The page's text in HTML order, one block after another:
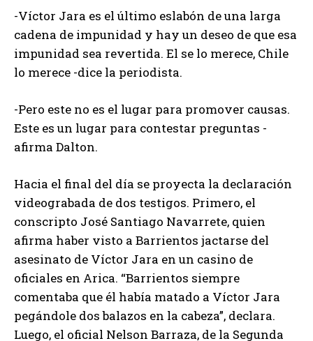
-Víctor Jara es el último eslabón de una larga
cadena de impunidad y hay un deseo de que esa
impunidad sea revertida. El se lo merece, Chile
lo merece -dice la periodista.
-Pero este no es el lugar para promover causas.
Este es un lugar para contestar preguntas -
afirma Dalton.
Hacia el final del día se proyecta la declaración
videograbada de dos testigos. Primero, el
conscripto José Santiago Navarrete, quien
afirma haber visto a Barrientos jactarse del
asesinato de Víctor Jara en un casino de
oficiales en Arica. “Barrientos siempre
comentaba que él había matado a Víctor Jara
pegándole dos balazos en la cabeza”, declara.
Luego, el oficial Nelson Barraza, de la Segunda